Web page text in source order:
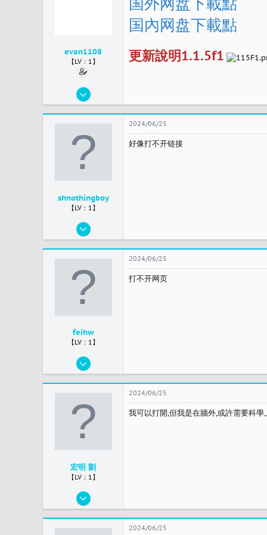
evan1108
【LV：1】
2024/06/24
1
国內网盘下載點
更新說明1.1.5f1
shnothingboy
【LV：1】
2024/06/25
7
2024/06/25
好像打不开链接
feihw
【LV：1】
2024/03/12
14
2024/06/25
打不开网页
宏明 劉
【LV：1】
2024/03/17
10
2024/06/25
我可以打開,但我是在牆外,或許需要科學
2024/06/25